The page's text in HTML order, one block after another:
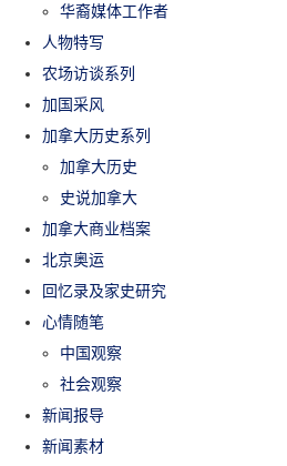
华裔媒体工作者
人物特写
农场访谈系列
加国采风
加拿大历史系列
加拿大历史
史说加拿大
加拿大商业档案
北京奥运
回忆录及家史研究
心情随笔
中国观察
社会观察
新闻报导
新闻素材